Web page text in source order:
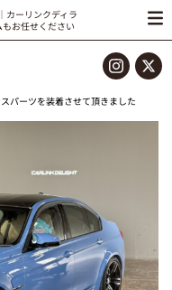
カーリンクディラ
お任せください
パーツを装着させて頂きました